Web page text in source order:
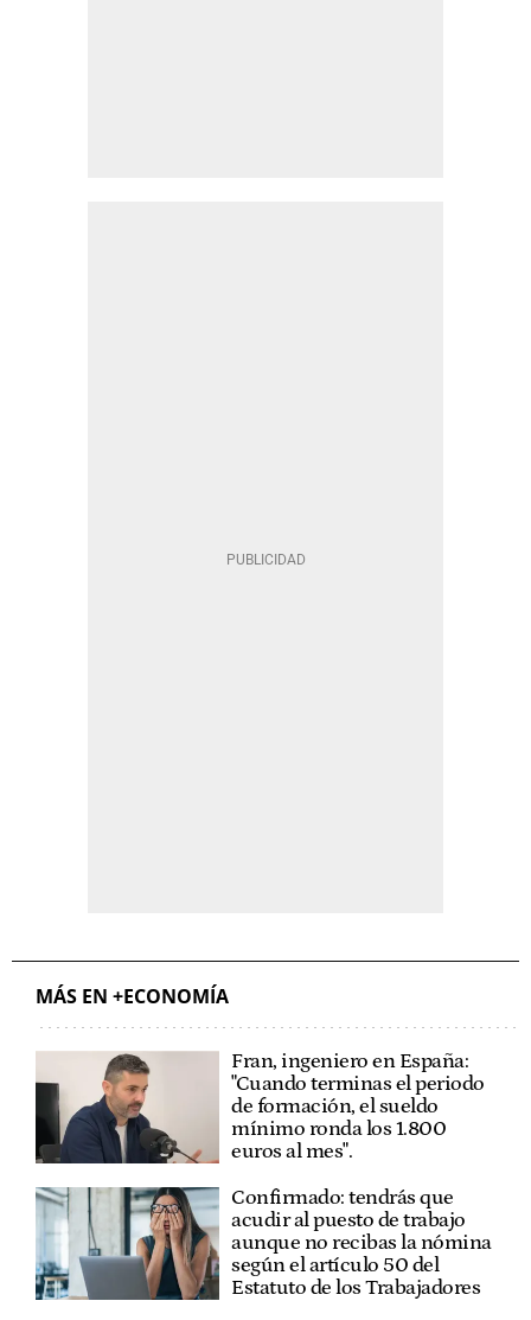
MÁS EN +ECONOMÍA
Fran, ingeniero en España:
"Cuando terminas el periodo
de formación, el sueldo
mínimo ronda los 1.800
euros al mes".
Confirmado: tendrás que
acudir al puesto de trabajo
aunque no recibas la nómina
según el artículo 50 del
Estatuto de los Trabajadores